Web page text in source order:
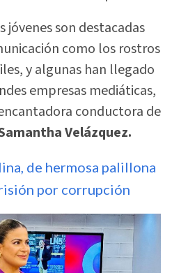
jóvenes son destacadas
como los rostros
y algunas han llegado
empresas mediáticas,
conductora de
Velázquez.
de hermosa palillona
por corrupción